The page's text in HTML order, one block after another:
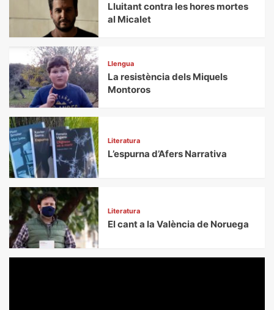
Lluitant contra les hores mortes
al Micalet
Llengua
La resistència dels Miquels
Montoros
Literatura
L’espurna d’Afers Narrativa
Literatura
El cant a la València de Noruega